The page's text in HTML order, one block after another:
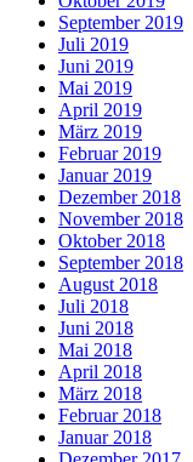
September 2019
Juli 2019
Juni 2019
Mai 2019
April 2019
März 2019
Februar 2019
Januar 2019
Dezember 2018
November 2018
Oktober 2018
September 2018
August 2018
Juli 2018
Juni 2018
Mai 2018
April 2018
März 2018
Februar 2018
Januar 2018